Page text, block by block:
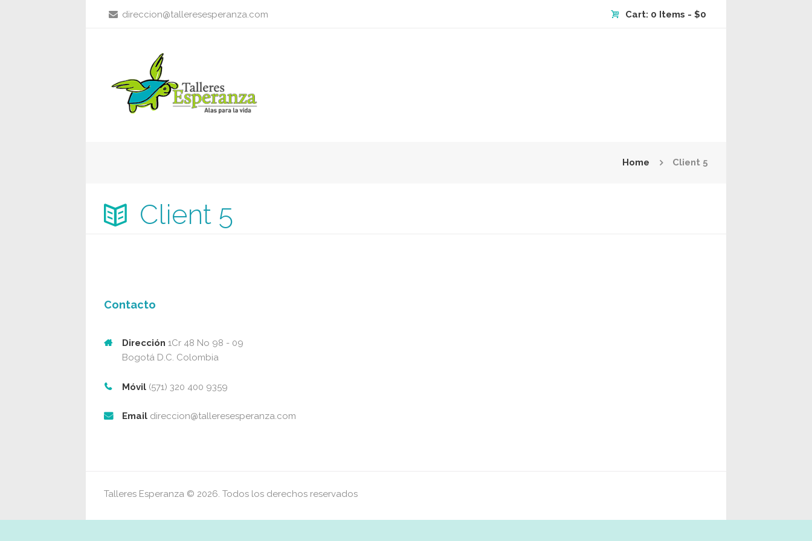
direccion@talleresesperanza.com Cart: 0 Items - $0
Home Client 5
Client 5
Contacto
Dirección 1Cr 48 No 98 - 09
Bogotá D.C. Colombia
Móvil (571) 320 400 9359
Email direccion@talleresesperanza.com
Talleres Esperanza © 2026. Todos los derechos reservados